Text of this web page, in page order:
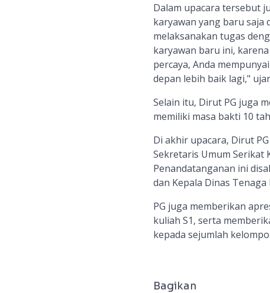
Dalam upacara tersebut
karyawan yang baru saja
melaksanakan tugas
karyawan baru ini,
percaya, Anda
depan lebih baik lagi,"
Selain itu, Dirut PG juga
memiliki masa bakti 10
Di akhir upacara, Dirut
Sekretaris Umum Serikat
Penandatanganan ini
dan Kepala Dinas
PG juga memberikan
kuliah S1, serta
kepada sejumlah
Bagikan